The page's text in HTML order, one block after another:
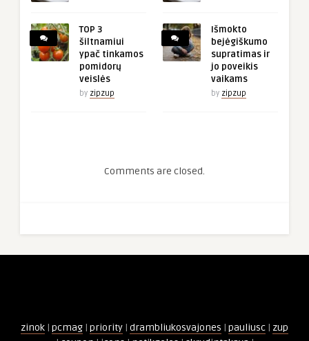
TOP 3
šiltnamiui
ypač tinkamos
pomidorų
veislės
by zipzup
Išmokto
bejėgiškumo
supratimas ir
jo poveikis
vaikams
by zipzup
Comments are closed.
zinok | pcmag | priority | drambliukosvajones | pauliusc | zup